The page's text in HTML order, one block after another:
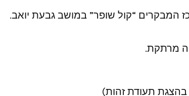
המבקרים “קול שופר” במושב גבעת יואב.